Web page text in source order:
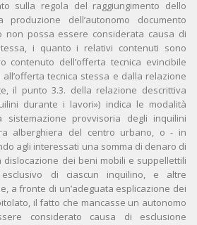
sulla regola del raggiungimento dello
dell’autonomo documento
non possa essere considerata causa di
i quanto i relativi contenuti sono
contenuto dell’offerta tecnica evincibile
tecnica stessa e dalla relazione
il punto 3.3. della relazione descrittiva
durante i lavori») indica le modalità
provvisoria degli inquilini
alberghiera del centro urbano, o - in
agli interessati una somma di denaro di
dislocazione dei beni mobili e suppellettili
di ciascun inquilino, e altre
a fronte di un’adeguata esplicazione dei
il fatto che mancasse un autonomo
considerato causa di esclusione